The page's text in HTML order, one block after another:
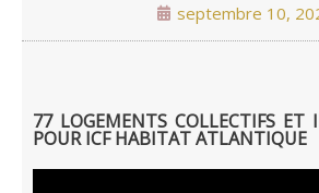
septembre 10,
77 LOGEMENTS COLLECTIFS ET
POUR ICF HABITAT ATLANTIQUE